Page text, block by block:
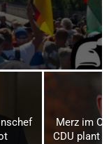
Merz im
CDU plant